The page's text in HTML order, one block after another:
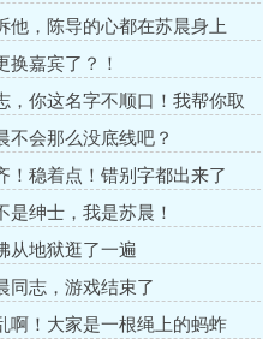
他，陈导的心都在苏晨身上
换嘉宾了？！
，你这名字不顺口！我帮你取
不会那么没底线吧？
！稳着点！错别字都出来了
是绅士，我是苏晨！
从地狱逛了一遍
同志，游戏结束了
啊！大家是一根绳上的蚂蚱